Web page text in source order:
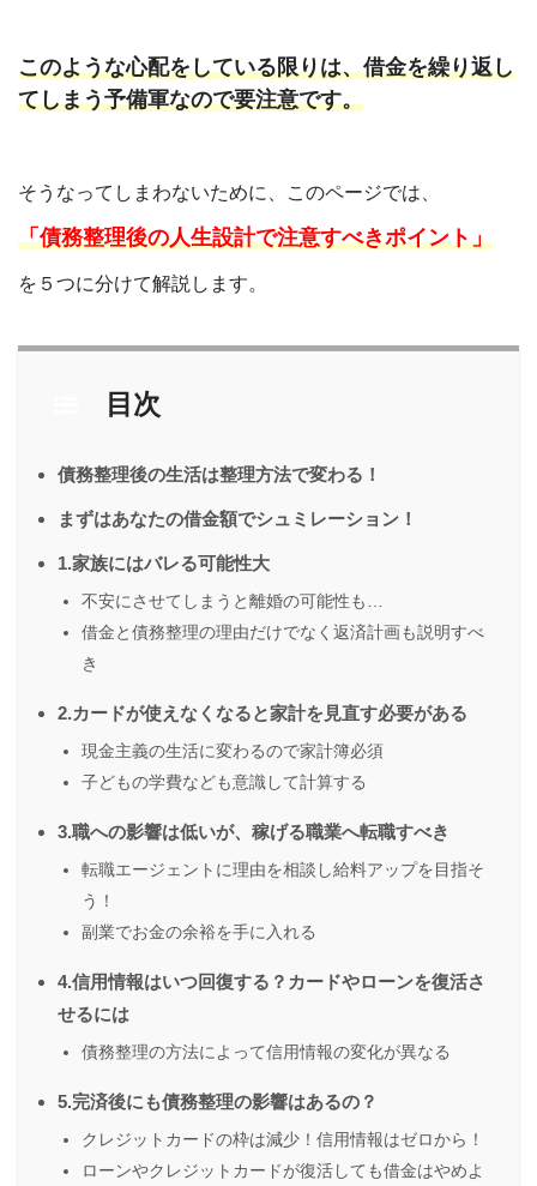
このような心配をしている限りは、借金を繰り返し
てしまう予備軍なので要注意です。
そうなってしまわないために、このページでは、
「債務整理後の人生設計で注意すべきポイント」
を５つに分けて解説します。
目次
債務整理後の生活は整理方法で変わる！
まずはあなたの借金額でシュミレーション！
1.家族にはバレる可能性大
不安にさせてしまうと離婚の可能性も…
借金と債務整理の理由だけでなく返済計画も説明すべ
き
2.カードが使えなくなると家計を見直す必要がある
現金主義の生活に変わるので家計簿必須
子どもの学費なども意識して計算する
3.職への影響は低いが、稼げる職業へ転職すべき
転職エージェントに理由を相談し給料アップを目指そ
う！
副業でお金の余裕を手に入れる
4.信用情報はいつ回復する？カードやローンを復活さ
せるには
債務整理の方法によって信用情報の変化が異なる
5.完済後にも債務整理の影響はあるの？
クレジットカードの枠は減少！信用情報はゼロから！
ローンやクレジットカードが復活しても借金はやめよ